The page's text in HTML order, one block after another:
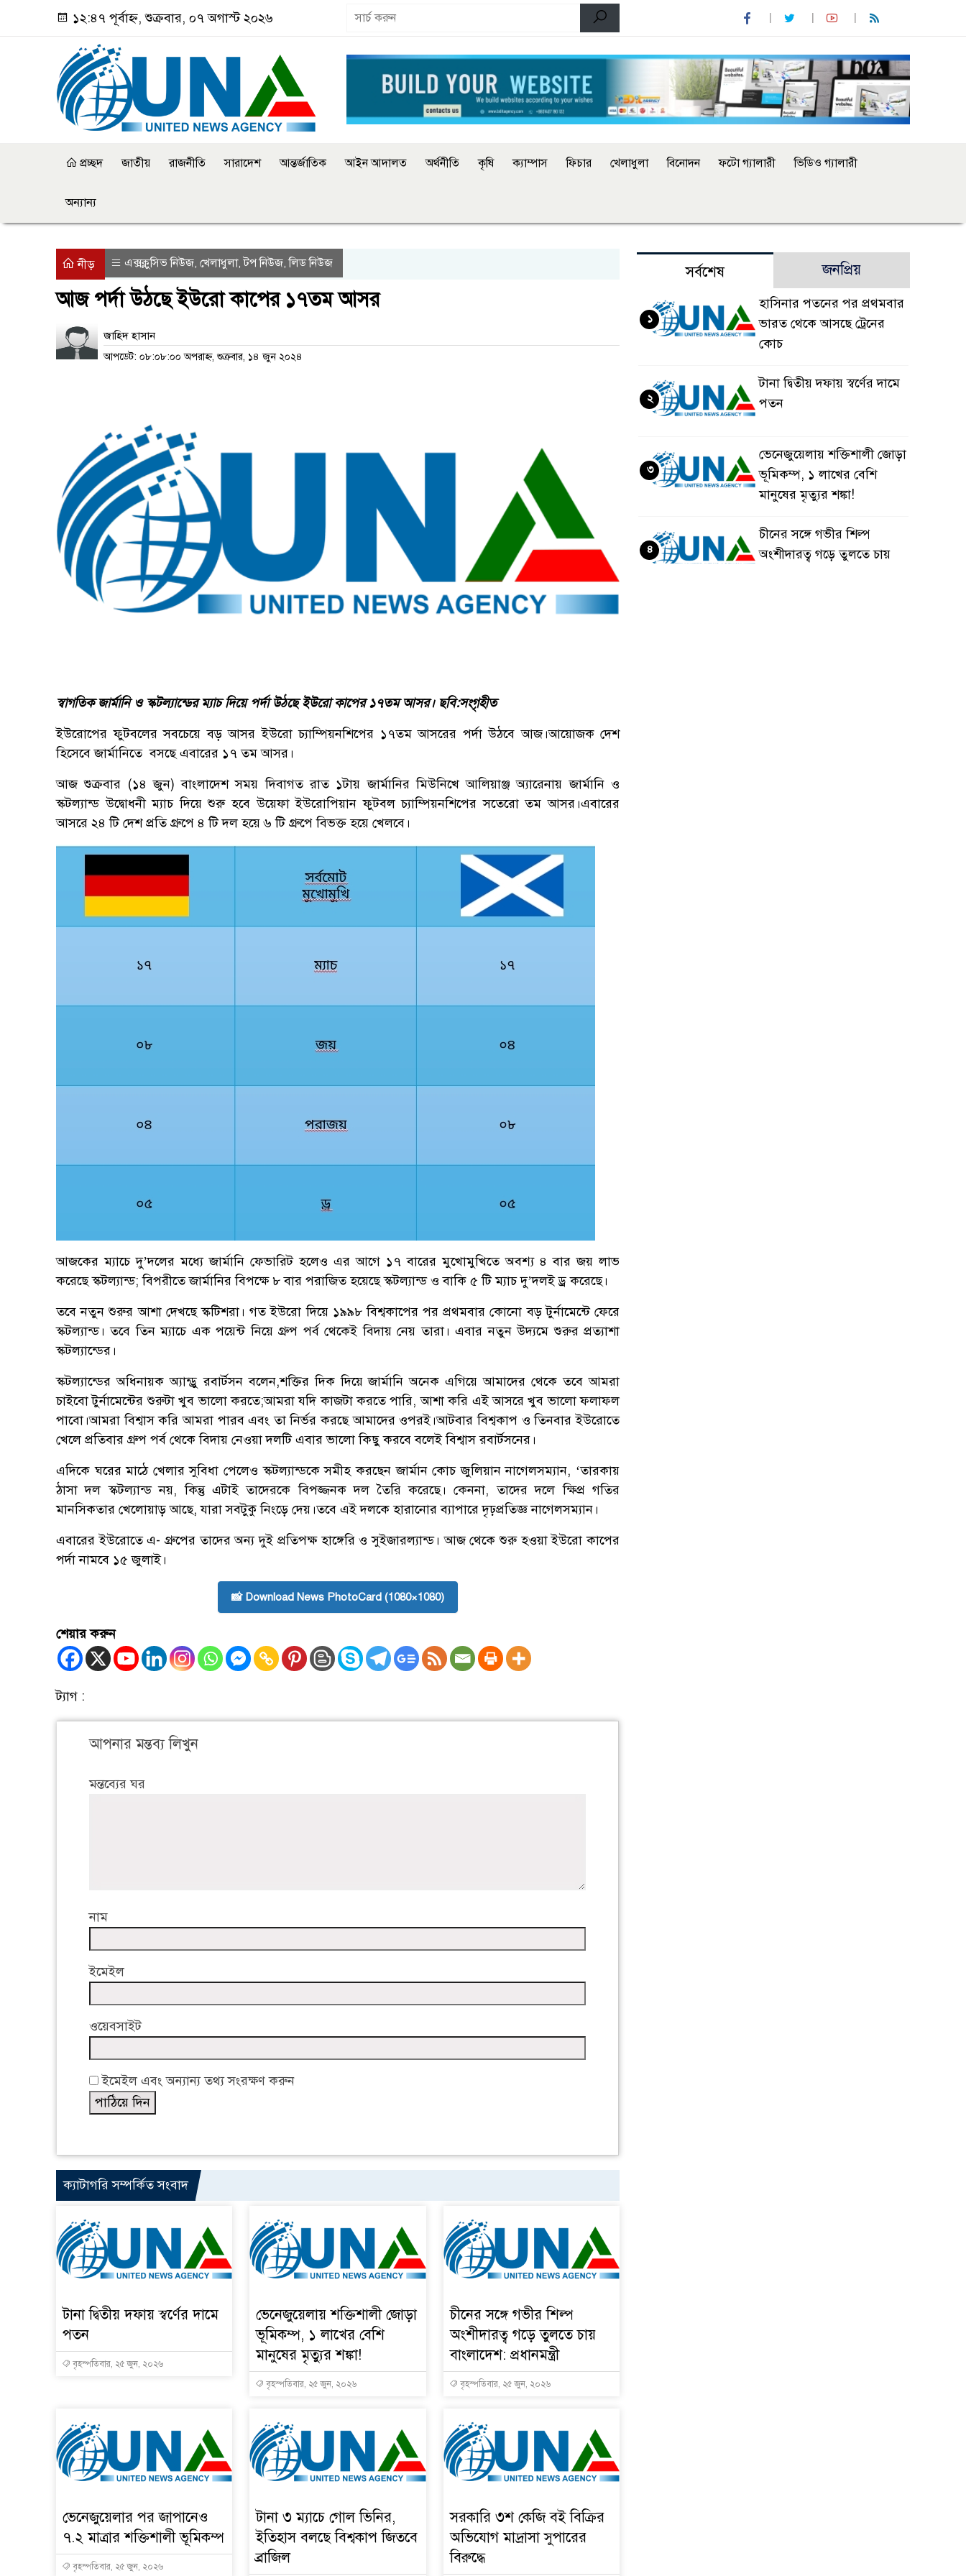
১২:৪৭ পূর্বাহ্ন, শুক্রবার, ০৭ অগাস্ট ২০২৬
প্রচ্ছদ জাতীয় রাজনীতি সারাদেশ আন্তর্জাতিক আইন আদালত অর্থনীতি কৃষি ক্যাম্পাস ফিচার খেলাধুলা বিনোদন ফটো গ্যালারী ভিডিও গ্যালারী
অন্যান্য
নীড় এক্সক্লুসিভ নিউজ খেলাধুলা,টপ নিউজ ,লিড নিউজ
আজ পর্দা উঠছে ইউরো কাপের ১৭তম আসর
জাহিদ হাসান
আপডেট: ০৮:০৮:০০ অপরাহ্ন, শুক্রবার, ১৪ জুন ২০২৪
স্বাগতিক জার্মানি ও স্কটল্যান্ডের ম্যাচ দিয়ে পর্দা উঠছে ইউরো কাপের ১৭তম আসর। ছবি:সংগৃহীত
ইউরোপের ফুটবলের সবচেয়ে বড় আসর ইউরো চ্যাম্পিয়নশিপের ১৭তম আসরের পর্দা উঠবে আজ।আয়োজক দেশ
হিসেবে জার্মানিতে বসছে এবারের ১৭ তম আসর।
আজ শুক্রবার (১৪ জুন) বাংলাদেশ সময় দিবাগত রাত ১টায় জার্মানির মিউনিখে আলিয়াঞ্জ অ্যারেনায় জার্মানি ও
স্কটল্যান্ড উদ্বোধনী ম্যাচ দিয়ে শুরু হবে উয়েফা ইউরোপিয়ান ফুটবল চ্যাম্পিয়নশিপের সতেরো তম আসর।এবারের
আসরে ২৪ টি দেশ প্রতি গ্রুপে ৪ টি দল হয়ে ৬ টি গ্রুপে বিভক্ত হয়ে খেলবে।
আজকের ম্যাচে দু’দলের মধ্যে জার্মানি ফেভারিট হলেও এর আগে ১৭ বারের মুখোমুখিতে অবশ্য ৪ বার জয় লাভ
করেছে স্কটল্যান্ড; বিপরীতে জার্মানির বিপক্ষে ৮ বার পরাজিত হয়েছে স্কটল্যান্ড ও বাকি ৫ টি ম্যাচ দু’দলই ড্র করেছে।
তবে নতুন শুরুর আশা দেখছে স্কটিশরা। গত ইউরো দিয়ে ১৯৯৮ বিশ্বকাপের পর প্রথমবার কোনো বড় টুর্নামেন্টে ফেরে
স্কটল্যান্ড। তবে তিন ম্যাচে এক পয়েন্ট নিয়ে গ্রুপ পর্ব থেকেই বিদায় নেয় তারা। এবার নতুন উদ্যমে শুরুর প্রত্যাশা
স্কটল্যান্ডের।
স্কটল্যান্ডের অধিনায়ক অ্যান্ড্রু রবার্টসন বলেন,শক্তির দিক দিয়ে জার্মানি অনেক এগিয়ে আমাদের থেকে তবে আমরা
চাইবো টুর্নামেন্টের শুরুটা খুব ভালো করতে;আমরা যদি কাজটা করতে পারি, আশা করি এই আসরে খুব ভালো ফলাফল
পাবো।আমরা বিশ্বাস করি আমরা পারব এবং তা নির্ভর করছে আমাদের ওপরই।আটবার বিশ্বকাপ ও তিনবার ইউরোতে
খেলে প্রতিবার গ্রুপ পর্ব থেকে বিদায় নেওয়া দলটি এবার ভালো কিছু করবে বলেই বিশ্বাস রবার্টসনের।
এদিকে ঘরের মাঠে খেলার সুবিধা পেলেও স্কটল্যান্ডকে সমীহ করছেন জার্মান কোচ জুলিয়ান নাগেলসম্যান, ‘তারকায়
ঠাসা দল স্কটল্যান্ড নয়, কিন্তু এটাই তাদেরকে বিপজ্জনক দল তৈরি করেছে। কেননা, তাদের দলে ক্ষিপ্র গতির
মানসিকতার খেলোয়াড় আছে, যারা সবটুকু নিংড়ে দেয়।তবে এই দলকে হারানোর ব্যাপারে দৃঢ়প্রতিজ্ঞ নাগেলসম্যান।
এবারের ইউরোতে এ- গ্রুপের তাদের অন্য দুই প্রতিপক্ষ হাঙ্গেরি ও সুইজারল্যান্ড। আজ থেকে শুরু হওয়া ইউরো কাপের
পর্দা নামবে ১৫ জুলাই।
📸 Download News PhotoCard (1080×1080)
শেয়ার করুন
ট্যাগ :
আপনার মন্তব্য লিখুন
মন্তব্যের ঘর
নাম
ইমেইল
ওয়েবসাইট
ইমেইল এবং অন্যান্য তথ্য সংরক্ষণ করুন
ক্যাটাগরি সম্পর্কিত সংবাদ
টানা দ্বিতীয় দফায় স্বর্ণের দামে
পতন
বৃহস্পতিবার, ২৫ জুন, ২০২৬
ভেনেজুয়েলায় শক্তিশালী জোড়া
ভূমিকম্প, ১ লাখের বেশি
মানুষের মৃত্যুর শঙ্কা!
বৃহস্পতিবার, ২৫ জুন, ২০২৬
চীনের সঙ্গে গভীর শিল্প
অংশীদারত্ব গড়ে তুলতে চায়
বাংলাদেশ: প্রধানমন্ত্রী
বৃহস্পতিবার, ২৫ জুন, ২০২৬
ভেনেজুয়েলার পর জাপানেও
৭.২ মাত্রার শক্তিশালী ভূমিকম্প
বৃহস্পতিবার, ২৫ জুন, ২০২৬
টানা ৩ ম্যাচে গোল ভিনির,
ইতিহাস বলছে বিশ্বকাপ জিতবে
ব্রাজিল
সরকারি ৩শ কেজি বই বিক্রির
অভিযোগ মাদ্রাসা সুপারের
বিরুদ্ধে
সর্বশেষ জনপ্রিয়
হাসিনার পতনের পর প্রথমবার
ভারত থেকে আসছে ট্রেনের
কোচ
১
টানা দ্বিতীয় দফায় স্বর্ণের দামে
পতন
২
ভেনেজুয়েলায় শক্তিশালী জোড়া
ভূমিকম্প, ১ লাখের বেশি
মানুষের মৃত্যুর শঙ্কা!
৩
চীনের সঙ্গে গভীর শিল্প
অংশীদারত্ব গড়ে তুলতে চায়
৪